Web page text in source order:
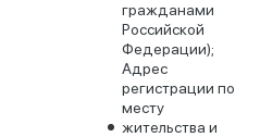
гражданами
Российской
Федерации);
Адрес
регистрации по
месту
жительства и